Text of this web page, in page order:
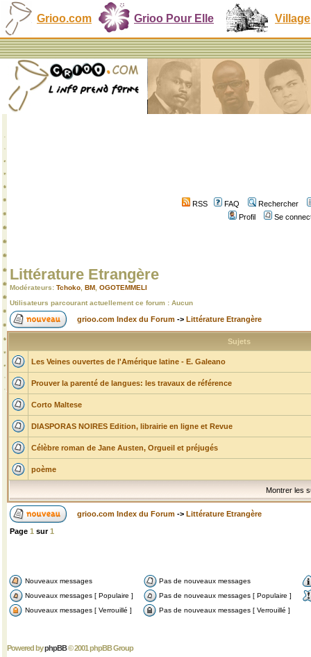
Grioo.com Grioo Pour Elle Village
RSS FAQ
Rechercher
Profil
Se
Littérature Etrangère
Modérateurs: Tchoko BM OGOTEMMELI
Utilisateurs parcourant actuellement ce forum : Aucun
grioo.com Index du Forum -> Littérature Etrangère
Sujets
Les Veines ouvertes de l'Amérique latine - E. Galeano
Prouver la parenté de langues: les travaux de référence
Corto Maltese
DIASPORAS NOIRES Edition, librairie en ligne et Revue
Célèbre roman de Jane Austen, Orgueil et préjugés
poème
Montrer les
grioo.com Index du Forum -> Littérature Etrangère
Page 1 sur1
Nouveaux messages
Pas de nouveaux messages
Nouveaux messages [ Populaire ]
Pas de nouveaux messages [ Populaire ]
Nouveaux messages [ Verrouillé ]
Pas de nouveaux messages [ Verrouillé ]
Powered byphpBB© 2001 phpBB Group